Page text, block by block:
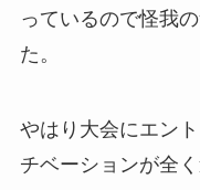
っているので怪我
た。
やはり大会にエン
チベーションが全